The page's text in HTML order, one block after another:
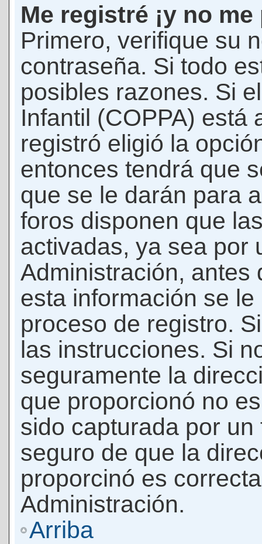
Me registré ¡y no
Primero, verifique su
contraseña. Si todo
posibles razones. Si
Infantil (COPPA) está
registró eligió la
entonces tendrá que
que se le darán para
foros disponen que
activadas, ya sea por
Administración, antes
esta información se
proceso de registro.
las instrucciones. Si
seguramente la
que proporcionó no
sido capturada por
seguro de que la
proporcinó es
Administración.
Arriba